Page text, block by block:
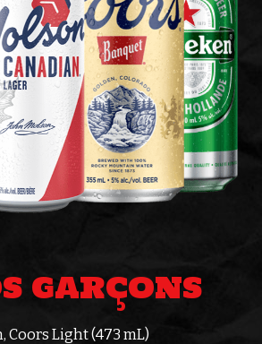
GARÇONS
Coors Light (473 mL)